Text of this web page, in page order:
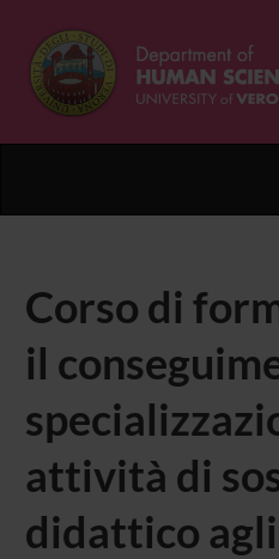
Corso di
il
attività di
didattico